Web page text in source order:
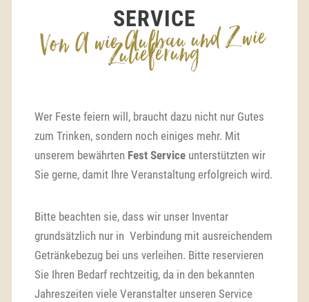
SERVICE
Von A wie Aufbau und Z wie
Zulieferung
Wer Feste feiern will, braucht dazu nicht nur Gutes
zum Trinken, sondern noch einiges mehr. Mit
unserem bewährten Fest Service unterstützten wir
Sie gerne, damit Ihre Veranstaltung erfolgreich wird.
Bitte beachten sie, dass wir unser Inventar
grundsätzlich nur in Verbindung mit ausreichendem
Getränkebezug bei uns verleihen. Bitte reservieren
Sie Ihren Bedarf rechtzeitig, da in den bekannten
Jahreszeiten viele Veranstalter unseren Service